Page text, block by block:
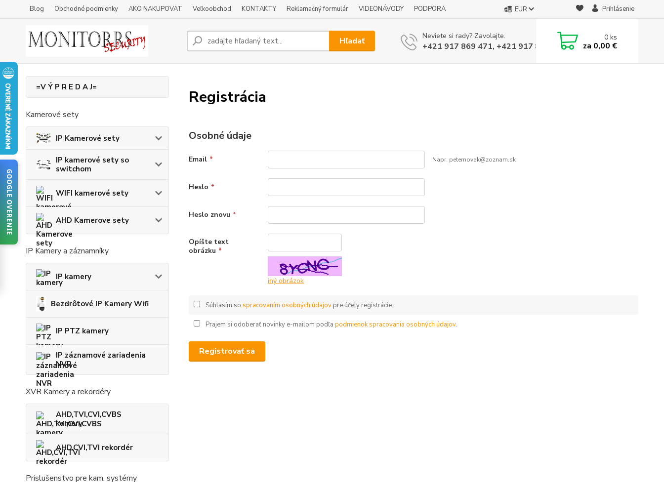
Blog Obchodné podmienky AKO NAKUPOVAT Veľkoobchod KONTAKTY Reklamačný formulár VIDEONÁVODY PODPORA EUR Prihlásenie
Hľadať Neviete si rady? Zavolajte.
+421 917 869 471, +421 917 817 905
0ks
za 0,00 €
=V Ý P R E D A J=
Kamerové sety
IP Kamerové sety
IP kamerové sety so
switchom
WIFI kamerové sety
AHD Kamerove sety
IP Kamery a záznamníky
IP kamery
Bezdrôtové IP Kamery Wifi
IP PTZ kamery
IP záznamové zariadenia
NVR
XVR Kamery a rekordéry
AHD,TVI,CVI,CVBS
kamery
AHD,CVI,TVI rekordér
Príslušenstvo pre kam. systémy
Registrácia
Osobné údaje
Email * Napr. peternovak@zoznam.sk
Heslo *
Heslo znovu *
Opíšte text
obrázku *
iný obrázok
Súhlasím so spracovaním osobných údajovpre účely registrácie.
Prajem si odoberať novinky e-mailom podľa podmienok spracovania osobných údajov.
Registrovať sa
GOOGLE OVERENIE